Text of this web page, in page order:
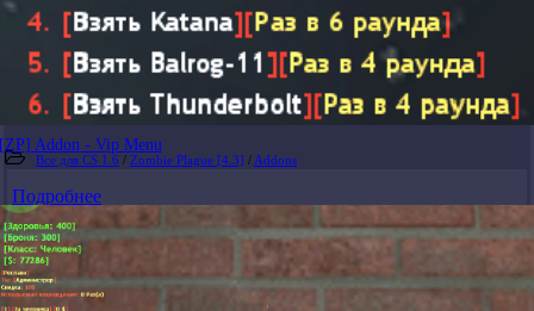
[ZP] Addon - Vip Menu
Все для CS 1.6 / Zombie Plague [4.3] / Addons
Подробнее